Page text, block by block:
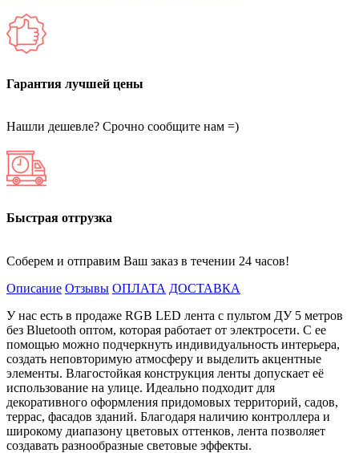
Гарантия лучшей цены
Нашли дешевле? Срочно сообщите нам =)
Быстрая отгрузка
Соберем и отправим Ваш заказ в течении 24 часов!
Описание Отзывы ОПЛАТА ДОСТАВКА
У нас есть в продаже RGB LED лента с пультом ДУ 5 метров
без Bluetooth оптом, которая работает от электросети. С ее
помощью можно подчеркнуть индивидуальность интерьера,
создать неповторимую атмосферу и выделить акцентные
элементы. Влагостойкая конструкция ленты допускает её
использование на улице. Идеально подходит для
декоративного оформления придомовых территорий, садов,
террас, фасадов зданий. Благодаря наличию контроллера и
широкому диапазону цветовых оттенков, лента позволяет
создавать разнообразные световые эффекты.